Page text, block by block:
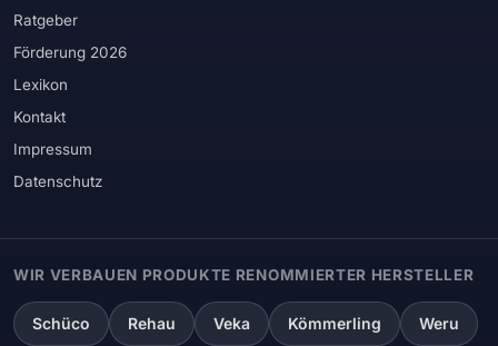
Ratgeber
Förderung 2026
Lexikon
Kontakt
Impressum
Datenschutz
WIR VERBAUEN PRODUKTE RENOMMIERTER HERSTELLER
Schüco Rehau Veka Kömmerling Weru